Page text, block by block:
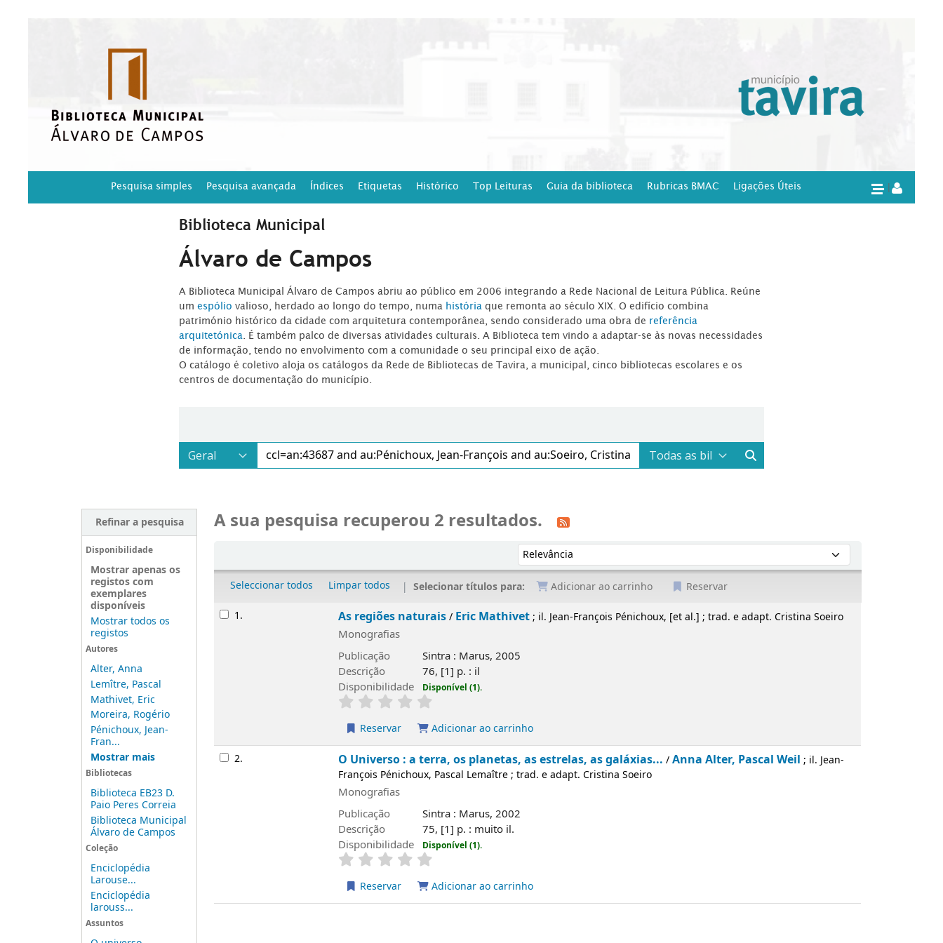
Pesquisa simples Pesquisa avançada Índices Etiquetas Histórico Top Leituras Guia da biblioteca Rubricas BMAC Ligações Úteis
Biblioteca Municipal
Álvaro de Campos
A Biblioteca Municipal Álvaro de Campos abriu ao público em 2006 integrando a Rede Nacional de Leitura Pública. Reúne
um espólio valioso, herdado ao longo do tempo, numa história que remonta ao século XIX. O edifício combina
património histórico da cidade com arquitetura contemporânea, sendo considerado uma obra de referência
arquitetónica . É também palco de diversas atividades culturais. A Biblioteca tem vindo a adaptar-se às novas necessidades
de informação, tendo no envolvimento com a comunidade o seu principal eixo de ação.
O catálogo é coletivo aloja os catálogos da Rede de Bibliotecas de Tavira, a municipal, cinco bibliotecas escolares e os
centros de documentação do município.
Refinar a pesquisa
Disponibilidade
Mostrar apenas os
registos com
exemplares
disponíveis
Mostrar todos os
registos
Autores
Alter, Anna
Lemître, Pascal
Mathivet, Eric
Moreira, Rogério
Pénichoux, Jean-
Fran...
Mostrar mais
Bibliotecas
Biblioteca EB23 D.
Paio Peres Correia
Biblioteca Municipal
Álvaro de Campos
Coleção
Enciclopédia
Larouse...
Enciclopédia
larouss...
Assuntos
A sua pesquisa recuperou 2 resultados.
Ordenar por:
Seleccionar todos Limpar todos Selecionar títulos para: Adicionar ao carrinho Reservar
Resultados
1. As regiões naturais/ Eric Mathivet; il. Jean-François Pénichoux, [et al.] ; trad. e adapt. Cristina Soeiro
Monografias
Publicação
Sintra : Marus, 2005
Descrição
76, [1] p. : il
Disponibilidade
Disponível (1).
Reservar Adicionar ao carrinho
2. O Universo : a terra, os planetas, as estrelas, as galáxias... /Anna Alter, Pascal Weil ; il. Jean-
François Pénichoux, Pascal Lemaître ; trad. e adapt. Cristina Soeiro
Monografias
Publicação
Sintra : Marus, 2002
Descrição
75, [1] p. : muito il.
Disponibilidade
Disponível (1).
Reservar Adicionar ao carrinho